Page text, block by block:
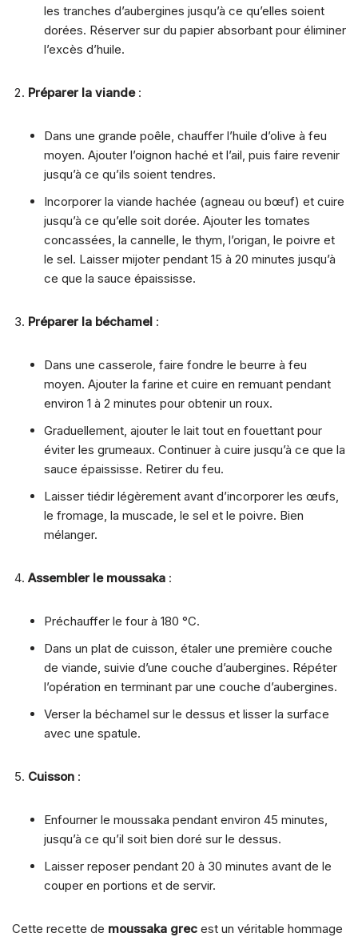
les tranches d’aubergines jusqu’à ce qu’elles soient
dorées. Réserver sur du papier absorbant pour éliminer
l’excès d’huile.
Préparer la viande:
Dans une grande poêle, chauffer l’huile d’olive à feu
moyen. Ajouter l’oignon haché et l’ail, puis faire revenir
jusqu’à ce qu’ils soient tendres.
Incorporer la viande hachée (agneau ou bœuf) et cuire
jusqu’à ce qu’elle soit dorée. Ajouter les tomates
concassées, la cannelle, le thym, l’origan, le poivre et
le sel. Laisser mijoter pendant 15 à 20 minutes jusqu’à
ce que la sauce épaississe.
Préparer la béchamel :
Dans une casserole, faire fondre le beurre à feu
moyen. Ajouter la farine et cuire en remuant pendant
environ 1 à 2 minutes pour obtenir un roux.
Graduellement, ajouter le lait tout en fouettant pour
éviter les grumeaux. Continuer à cuire jusqu’à ce que la
sauce épaississe. Retirer du feu.
Laisser tiédir légèrement avant d’incorporer les œufs,
le fromage, la muscade, le sel et le poivre. Bien
mélanger.
Assembler le moussaka :
Préchauffer le four à 180 °C.
Dans un plat de cuisson, étaler une première couche
de viande, suivie d’une couche d’aubergines. Répéter
l’opération en terminant par une couche d’aubergines.
Verser la béchamel sur le dessus et lisser la surface
avec une spatule.
Cuisson :
Enfourner le moussaka pendant environ 45 minutes,
jusqu’à ce qu’il soit bien doré sur le dessus.
Laisser reposer pendant 20 à 30 minutes avant de le
couper en portions et de servir.
Cette recette de moussaka grec est un véritable hommage